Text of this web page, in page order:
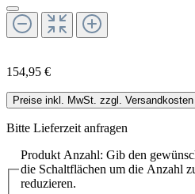
154,95 €
Preise inkl. MwSt. zzgl. Versandkosten
Bitte Lieferzeit anfragen
Produkt Anzahl: Gib den
die Schaltflächen um die Anzahl
reduzieren.